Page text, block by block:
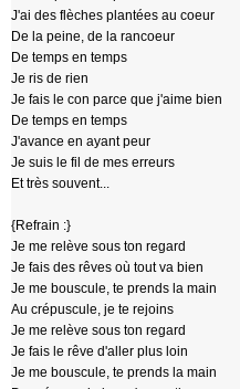
J'ai des flèches plantées au coeur
De la peine, de la rancoeur
De temps en temps
Je ris de rien
Je fais le con parce que j'aime bien
De temps en temps
J'avance en ayant peur
Je suis le fil de mes erreurs
Et très souvent...
{Refrain :}
Je me relève sous ton regard
Je fais des rêves où tout va bien
Je me bouscule, te prends la main
Au crépuscule, je te rejoins
Je me relève sous ton regard
Je fais le rêve d'aller plus loin
Je me bouscule, te prends la main